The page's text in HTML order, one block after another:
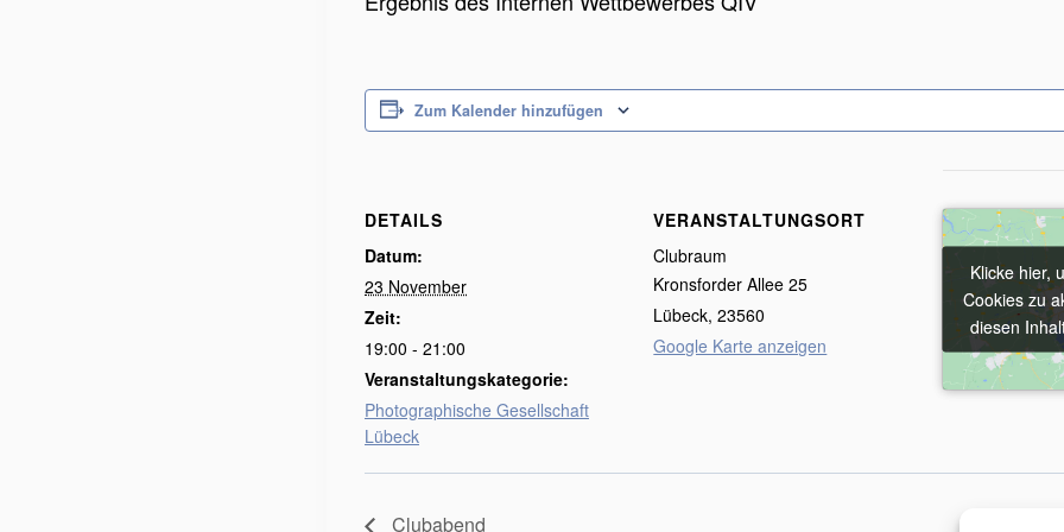
Zum Kalender hinzufügen
DETAILS
Datum:
23 November
Zeit:
19:00 - 21:00
Veranstaltungskategorie:
Photographische Gesellschaft
Lübeck
VERANSTALTUNGSORT
Clubraum
Kronsforder Allee 25
Lübeck, 23560
Google Karte anzeigen
Klicke hier,
Cookies zu
diesen
Klicke hier,
Cookies zu
diesen
Clubabend